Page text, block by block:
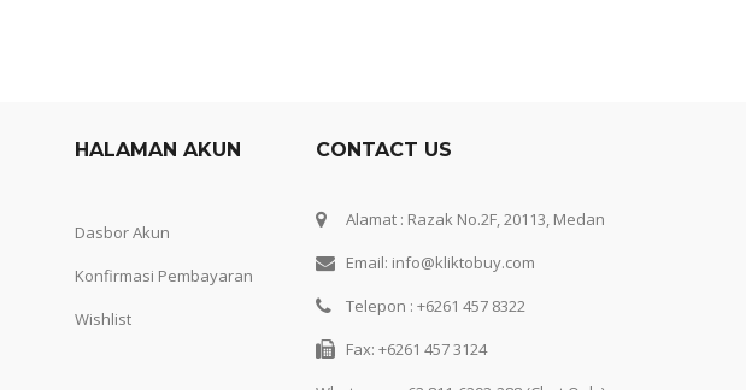
HALAMAN AKUN
Dasbor Akun
Konfirmasi Pembayaran
Wishlist
CONTACT US
Alamat : Razak No.2F, 20113, Medan
Email: info@kliktobuy.com
Telepon : +6261 457 8322
Fax: +6261 457 3124